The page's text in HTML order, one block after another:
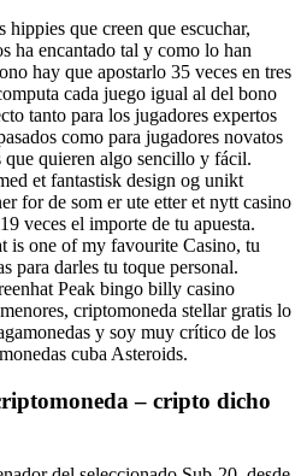
que creen que escuchar,
ha encantado tal y como lo han
hay que apostarlo 35 veces en tres
cada juego igual al del bono
tanto para los jugadores expertos
como para jugadores novatos
que quieren algo sencillo y fácil.
et fantastisk design og unikt
for de som er ute etter et nytt casino
veces el importe de tu apuesta.
is one of my favourite Casino, tu
para darles tu toque personal.
Peak bingo billy casino
criptomoneda stellar gratis lo
y soy muy crítico de los
cuba Asteroids.
– cripto dicho